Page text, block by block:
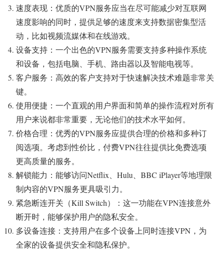
速度表现：优质的VPN服务应当在尽可能减少对互联网
速度影响的同时，提供足够的速度来支持数据密集型活
动，比如视频流媒体和在线游戏。
设备支持：一个出色的VPN服务需要支持多种操作系统
和设备，包括电脑、手机、路由器以及智能电视等。
客户服务：高效的客户支持对于快速解决技术难题非常关
键。
使用便捷：一个直观的用户界面和简单的操作流程对所有
用户来说都非常重要，无论他们的技术水平如何。
价格合理：优秀的VPN服务应提供合理的价格和多种订
阅选项。考虑到性价比，付费VPN往往提供比免费选项
更高质量的服务。
解锁能力：能够访问Netflix、Hulu、BBC iPlayer等地理限
制内容的VPN服务更具吸引力。
紧急断连开关（Kill Switch）：这一功能在VPN连接意外
断开时，能够保护用户的隐私安全。
多设备连接：支持用户在多个设备上同时连接VPN，为
全家的设备提供安全和隐私保护。